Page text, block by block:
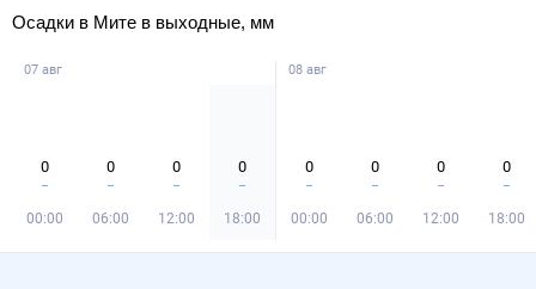
Осадки в Мите в выходные, мм
07 авг
0
00:00
0
06:00
0
12:00
0
18:00
08 авг
0
00:00
0
06:00
0
12:00
0
18:00